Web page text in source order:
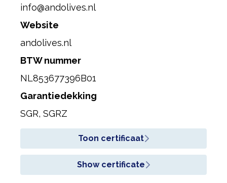
info@andolives.nl
Website
andolives.nl
BTW nummer
NL853677396B01
Garantiedekking
SGR, SGRZ
Toon certificaat
Show certificate